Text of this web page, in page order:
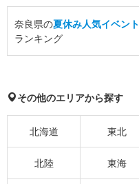
奈良県の夏休み人気イベント
ランキング
その他のエリアから探す
北海道 東北
北陸 東海